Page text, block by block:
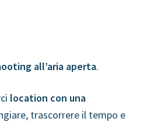
all’aria aperta.
location con una
trascorrere il tempo e